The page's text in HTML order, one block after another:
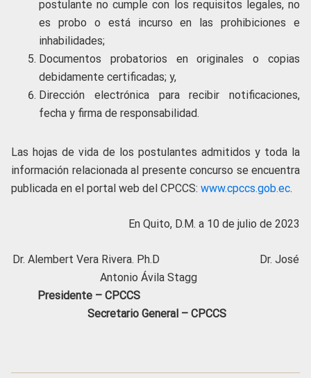
postulante no cumple con los requisitos legales, no
es probo o está incurso en las prohibiciones e
inhabilidades;
Documentos probatorios en originales o copias
debidamente certificadas; y,
Dirección electrónica para recibir notificaciones,
fecha y firma de responsabilidad.
Las hojas de vida de los postulantes admitidos y toda la
información relacionada al presente concurso se encuentra
publicada en el portal web del CPCCS: www.cpccs.gob.ec.
En Quito, D.M. a 10 de julio de 2023
Dr. Alembert Vera Rivera. Ph.D Dr. José
Antonio Ávila Stagg
Presidente – CPCCS
Secretario General – CPCCS